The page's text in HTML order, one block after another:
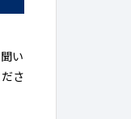
い
さ